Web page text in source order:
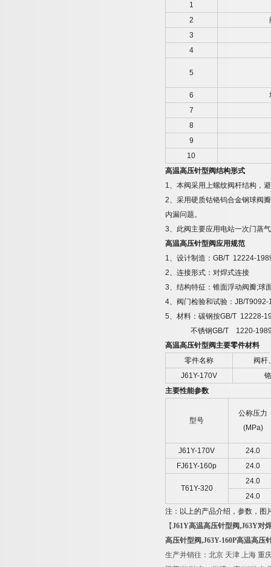
1
2
3
4
5
6
7
8
9
10
高温高压针型阀结构形式
1、本阀采用上螺纹阀杆结构，
2、采用硬质钴铬钨合金钢球阀
内漏问题。
3、此阀主要应用电站一次门蒸
高温高压针型阀应用规范
1、设计制造： GB/T 12224-
2、连接形式：对焊式连接
3、结构特征：锥面浮动阀瓣;球
4、阀门检验和试验： JB/T9092-
5、材料：碳钢按GB/T 12228-
不锈钢GB/T 1220-
高温高压针型阀主要零件材料
零件名称
阀杆
J61Y-170V
主要性能参数
型号
公称压力
(MPa)
J61Y-170V
24.0
FJ61Y-160p
24.0
T61Y-320
24.0
24.0
注：以上的产品介绍，参数，图
【J61Y高温高压针型阀,J63Y对
高压针型阀,J63Y-160P高温高压
生产并销往： 北京 天津 上海 重